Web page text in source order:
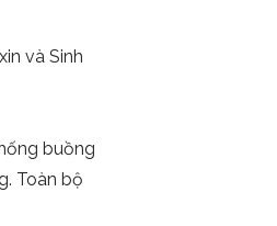
và Sinh
buồng
Toàn bộ